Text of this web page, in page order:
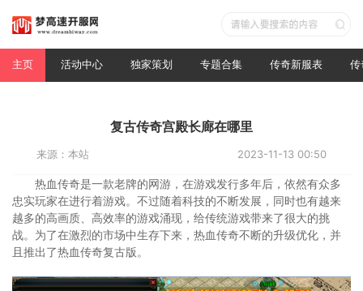
主页 活动中心 独家策划 专题合集 传奇新服表 传
复古传奇宫殿长廊在哪里
来源：本站 2023-11-13 00:50
热血传奇是一款老牌的网游，在游戏发行多年后，依然有众多
忠实玩家在进行着游戏。不过随着科技的不断发展，同时也有越来
越多的高画质、高效率的游戏涌现，给传统游戏带来了很大的挑
战。为了在激烈的市场中生存下来，热血传奇不断的升级优化，并
且推出了热血传奇复古版。